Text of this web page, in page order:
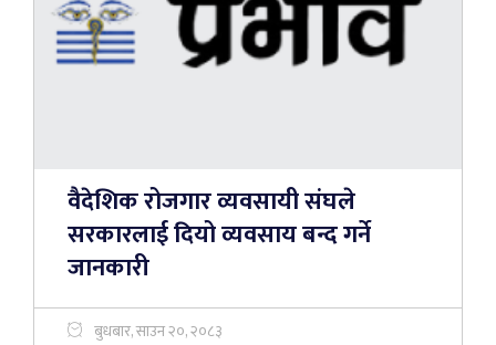
वैदेशिक रोजगार व्यवसायी संघले
सरकारलाई दियो व्यवसाय बन्द गर्ने
जानकारी
बुधबार, साउन २०, २०८३